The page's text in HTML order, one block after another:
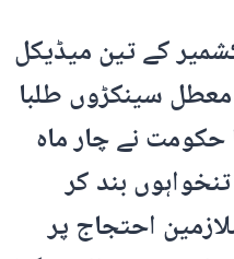
کے تین میڈیکل
سینکڑوں طلبا
حکومت نے چار ماہ
بند کر
احتجاج پر